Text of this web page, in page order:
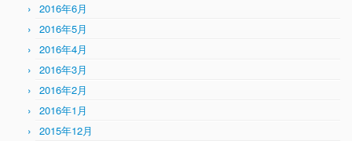
2016年6月
2016年5月
2016年4月
2016年3月
2016年2月
2016年1月
2015年12月